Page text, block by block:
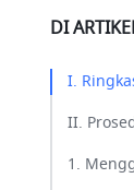
DI
I.
II.